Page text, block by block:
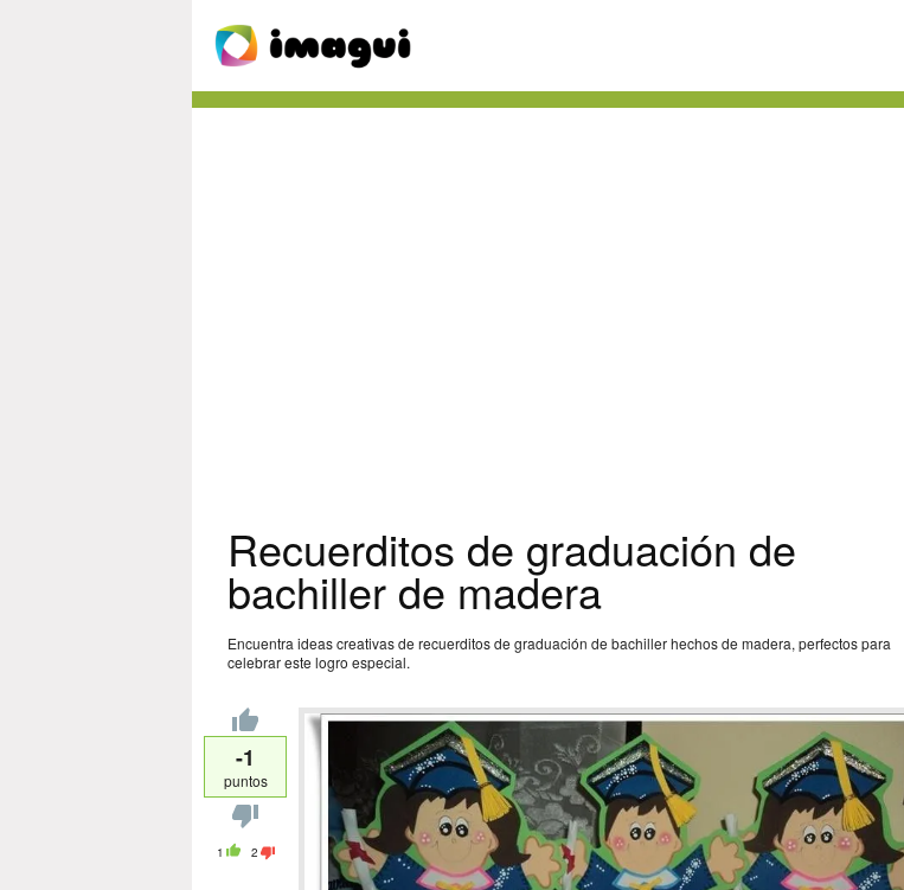
Recuerditos de graduación de
bachiller de madera
Encuentra ideas creativas de recuerditos de graduación de bachiller hechos de madera, perfectos para
celebrar este logro especial.
-1
puntos
1 2